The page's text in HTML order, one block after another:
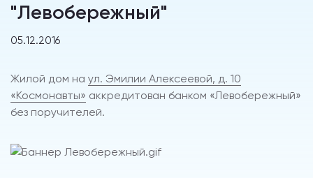
"Левобережный"
05.12.2016
Жилой дом на ул. Эмилии Алексеевой, д. 10
«Космонавты» аккредитован банком «Левобережный»
без поручителей.